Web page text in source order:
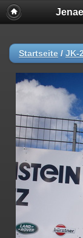
Startseite / JK-